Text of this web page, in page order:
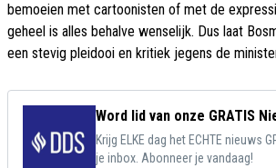
bemoeien met cartoonisten of met de
geheel is alles behalve wenselijk. Dus laat
een stevig pleidooi en kritiek jegens de
Word lid van onze GRATIS
Krijg ELKE dag het ECHTE nieuws
je inbox. Abonneer je vandaag!